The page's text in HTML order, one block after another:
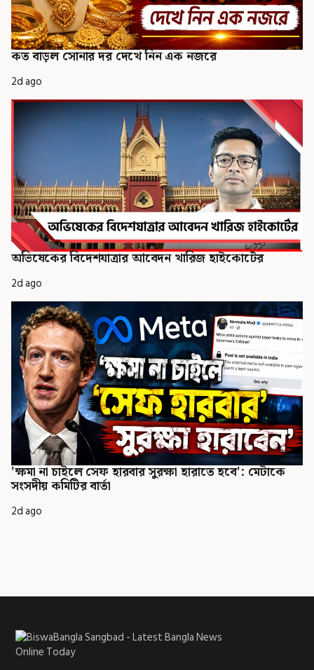
কত বাড়ল সোনার দর দেখে নিন এক নজরে
2d ago
অভিষেকের বিদেশযাত্রার আবেদন খারিজ হাইকোর্টের
2d ago
'ক্ষমা না চাইলে সেফ হারবার সুরক্ষা হারাতে হবে': মেটাকে
সংসদীয় কমিটির বার্তা
2d ago